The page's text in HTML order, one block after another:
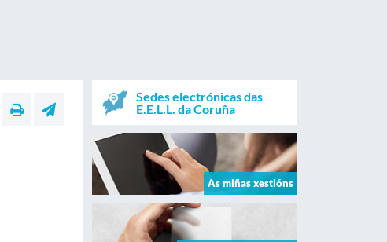
Sedes electrónicas das
E.E.L.L. da Coruña
As miñas xestións